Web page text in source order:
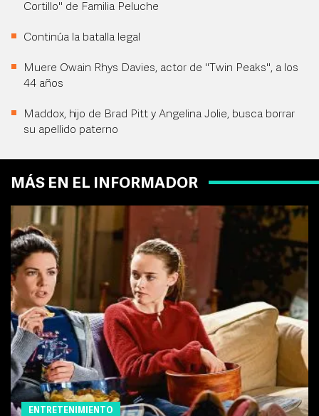
Cortillo" de Familia Peluche
Continúa la batalla legal
Muere Owain Rhys Davies, actor de "Twin Peaks", a los
44 años
Maddox, hijo de Brad Pitt y Angelina Jolie, busca borrar
su apellido paterno
MÁS EN EL INFORMADOR
ENTRETENIMIENTO